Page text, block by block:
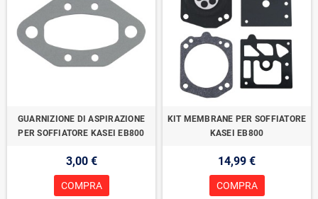
GUARNIZIONE DI ASPIRAZIONE
PER SOFFIATORE KASEI EB800
3,00 €
COMPRA
KIT MEMBRANE PER SOFFIATORE
KASEI EB800
14,99 €
COMPRA